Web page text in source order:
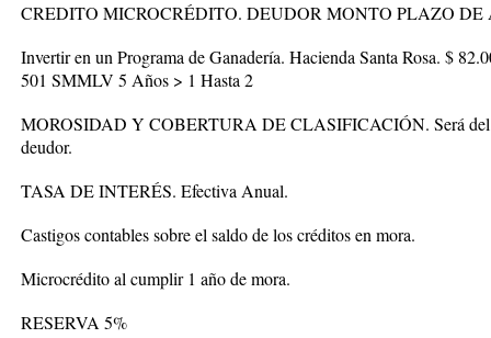
CREDITO MICROCRÉDITO. DEUDOR MONTO PLAZO
Invertir en un Programa de Ganadería. Hacienda Santa Rosa. $
501 SMMLV 5 Años > 1 Hasta 2
MOROSIDAD Y COBERTURA DE CLASIFICACIÓN. Será del
deudor.
TASA DE INTERÉS. Efectiva Anual.
Castigos contables sobre el saldo de los créditos en mora.
Microcrédito al cumplir 1 año de mora.
RESERVA 5%